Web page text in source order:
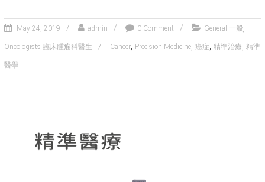
May 24, 2019 admin 0 Comment General 一般
Oncologists 臨床腫瘤科醫生 Cancer, Precision Medicine, 癌症 精準治療 精準
醫學